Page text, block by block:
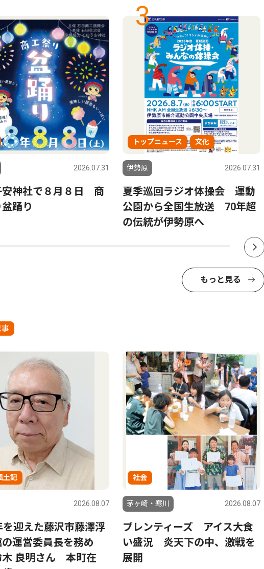
2026.07.31
安神社で８月８日 商
踊り
3
トップニュース 文化
伊勢原 2026.07.31
夏季巡回ラジオ体操会 運動
公園から全国生放送 70年超
の伝統が伊勢原へ
もっと見る
土記
2026.08.07
を迎えた藤沢市藤澤浮
運営委員長を務め
良明さん 本町在
社会
茅ヶ崎・寒川 2026.08.07
プレンティーズ アイス大食
い盛況 炎天下の中、激戦を
展開